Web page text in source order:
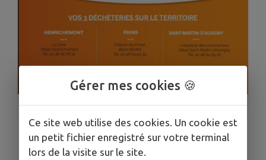
1/1
HORAIRES DÉCHÈTERIES
Gérer mes cookies 🍪
Ce site web utilise des cookies. Un cookie est
un petit fichier enregistré sur votre terminal
lors de la visite sur le site.